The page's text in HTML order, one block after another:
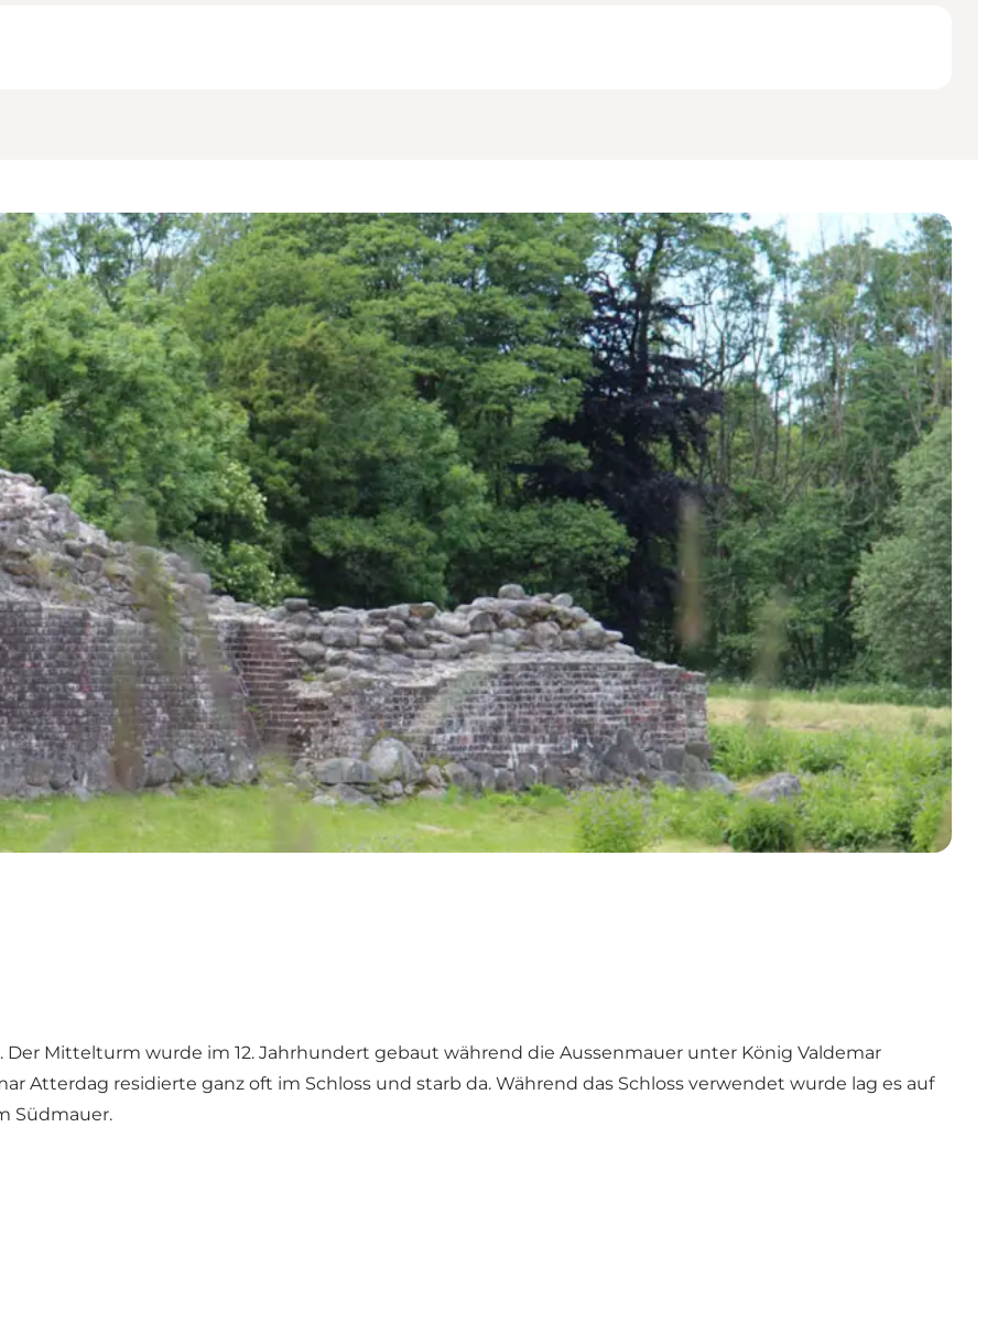
Mittelturm wurde im 12. Jahrhundert gebaut während die Aussenmauer unter König Valdemar
Atterdag residierte ganz oft im Schloss und starb da. Während das Schloss verwendet wurde lag es auf
Südmauer.